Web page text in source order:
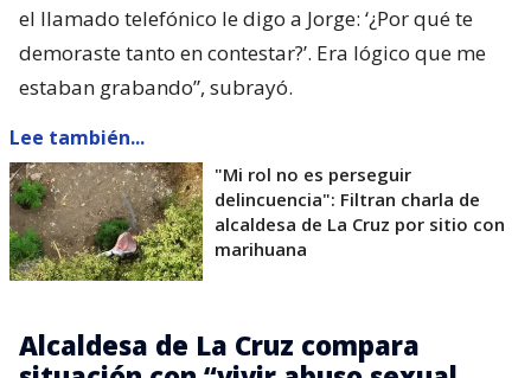
el llamado telefónico le digo a Jorge: ‘¿Por qué te
demoraste tanto en contestar?’. Era lógico que me
estaban grabando”, subrayó.
Lee también...
"Mi rol no es perseguir
delincuencia": Filtran charla de
alcaldesa de La Cruz por sitio con
marihuana
Alcaldesa de La Cruz compara